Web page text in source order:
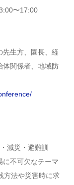
〜17:00
先生方、園長、経
体関係者、地域防
減災・避難訓
に不可欠なテーマ
方法や災害時に求